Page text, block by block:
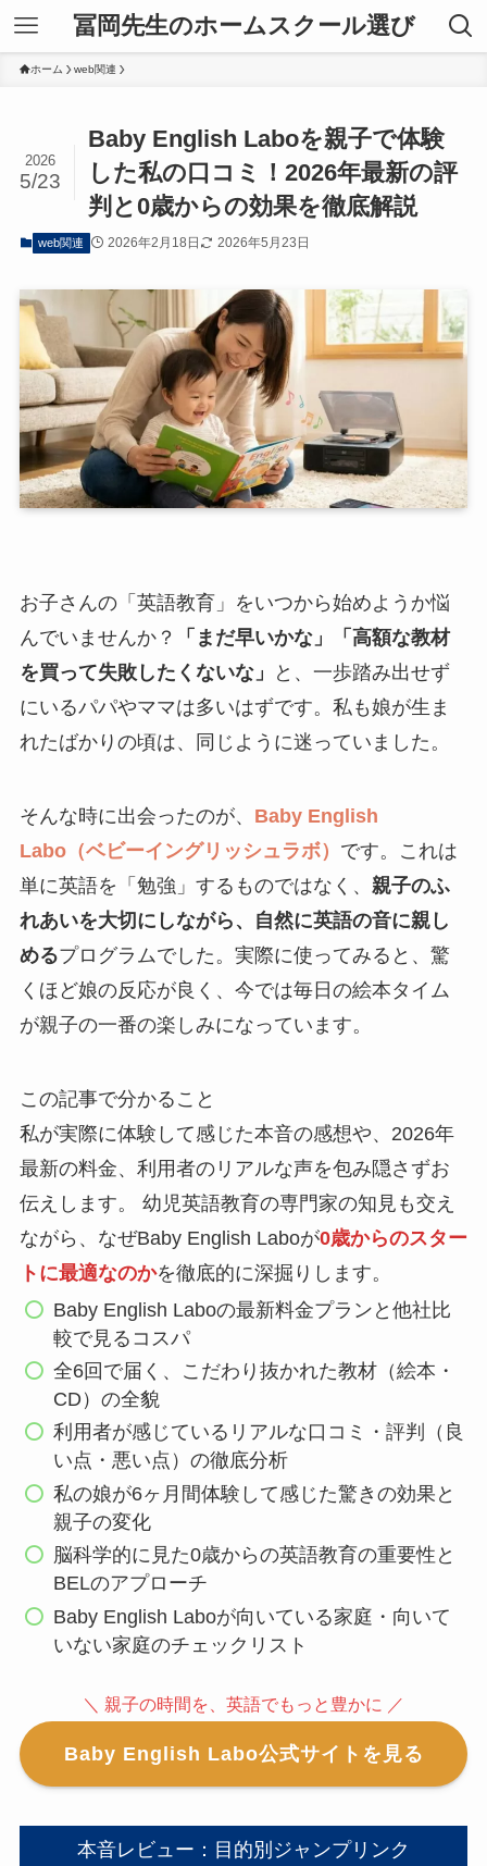
冨岡先生のホームスクール選び
ホーム web関連
Baby English Laboを親子で体験
した私の口コミ！2026年最新の評
判と0歳からの効果を徹底解説
2026
5/23
web関連 2026年2月18日 2026年5月23日
お子さんの「英語教育」をいつから始めようか悩
んでいませんか？
「まだ早いかな」「高額な教材
を買って失敗したくないな」
と、一歩踏み出せず
にいるパパやママは多いはずです。私も娘が生ま
れたばかりの頃は、同じように迷っていました。
そんな時に出会ったのが、 Baby English
Labo（ベビーイングリッシュラボ） です。これは
単に英語を「勉強」するものではなく、 親子のふ
れあいを大切にしながら、自然に英語の音に親し
めるプログラムでした。実際に使ってみると、驚
くほど娘の反応が良く、今では毎日の絵本タイム
が親子の一番の楽しみになっています。
この記事で分かること
私が実際に体験して感じた本音の感想や、2026年
最新の料金、利用者のリアルな声を包み隠さずお
伝えします。 幼児英語教育の専門家の知見も交え
ながら、なぜBaby English Laboが0歳からのスター
トに最適なのかを徹底的に深掘りします。
Baby English Laboの最新料金プランと他社比
較で見るコスパ
全6回で届く、こだわり抜かれた教材（絵本・
CD）の全貌
利用者が感じているリアルな口コミ・評判（良
い点・悪い点）の徹底分析
私の娘が6ヶ月間体験して感じた驚きの効果と
親子の変化
脳科学的に見た0歳からの英語教育の重要性と
BELのアプローチ
Baby English Laboが向いている家庭・向いて
いない家庭のチェックリスト
＼ 親子の時間を、英語でもっと豊かに ／
Baby English Labo公式サイトを見る
本音レビュー：目的別ジャンプリンク